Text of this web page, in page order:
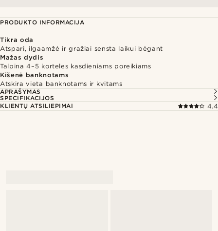
PRODUKTO INFORMACIJA
Tikra oda
Atspari, ilgaamžė ir gražiai sensta laikui bėgant
Mažas dydis
Talpina 4–5 korteles kasdieniams poreikiams
Kišenė banknotams
Atskira vieta banknotams ir kvitams
APRAŠYMAS
SPECIFIKACIJOS
KLIENTŲ ATSILIEPIMAI
4.4